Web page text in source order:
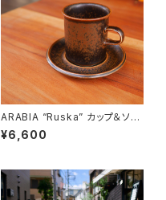
ARABIA “Ruska” カップ＆ソー
サー
¥6,600